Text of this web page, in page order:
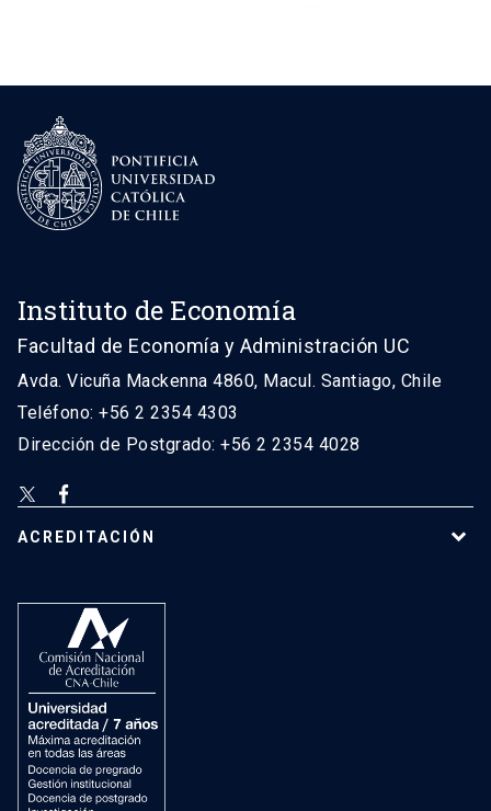
Instituto de Economía
Facultad de Economía y Administración UC
Avda. Vicuña Mackenna 4860, Macul. Santiago, Chile
Teléfono: +56 2 2354 4303
Dirección de Postgrado: +56 2 2354 4028
ACREDITACIÓN